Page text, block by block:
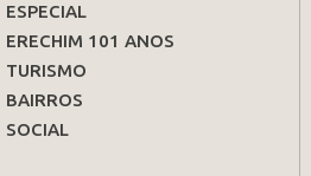
ESPECIAL
ERECHIM 101 ANOS
TURISMO
BAIRROS
SOCIAL